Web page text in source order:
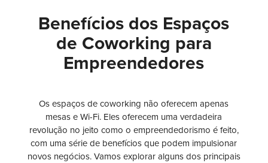
Benefícios dos Espaços
de Coworking para
Empreendedores
Os espaços de coworking não oferecem apenas
mesas e Wi-Fi. Eles oferecem uma verdadeira
revolução no jeito como o empreendedorismo é feito,
com uma série de benefícios que podem impulsionar
novos negócios. Vamos explorar alguns dos principais